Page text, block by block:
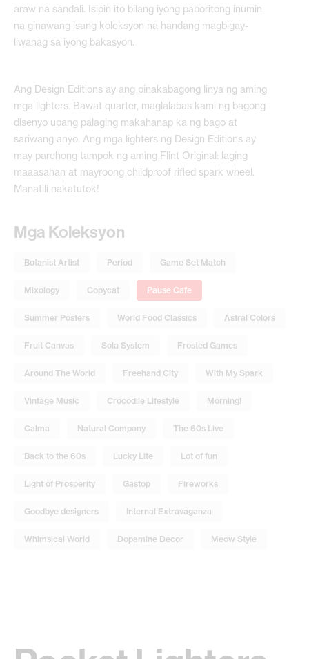
araw na sandali. Isipin ito bilang iyong paboritong inumin,
na ginawang isang koleksyon na handang magbigay-
liwanag sa iyong bakasyon.
Ang Design Editions ay ang pinakabagong linya ng aming
mga lighters. Bawat quarter, maglalabas kami ng bagong
disenyo upang palaging makahanap ka ng bago at
sariwang anyo. Ang mga lighters ng Design Editions ay
may parehong tampok ng aming Flint Original: laging
maaasahan at mayroong childproof rifled spark wheel.
Manatili nakatutok!
Mga Koleksyon
Botanist Artist Period Game Set Match
Mixology Copycat Pause Cafe
Summer Posters World Food Classics Astral Colors
Fruit Canvas Sola System Frosted Games
Around The World Freehand City With My Spark
Vintage Music Crocodile Lifestyle Morning!
Calma Natural Company The 60s Live
Back to the 60s Lucky Lite Lot of fun
Light of Prosperity Gastop Fireworks
Goodbye designers Internal Extravaganza
Whimsical World Dopamine Decor Meow Style